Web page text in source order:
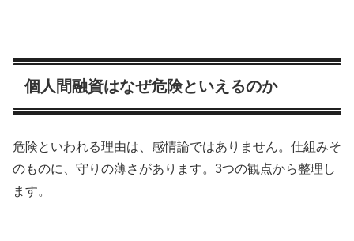
個人間融資はなぜ危険といえるのか
危険といわれる理由は、感情論ではありません。仕組みそ
のものに、守りの薄さがあります。3つの観点から整理し
ます。